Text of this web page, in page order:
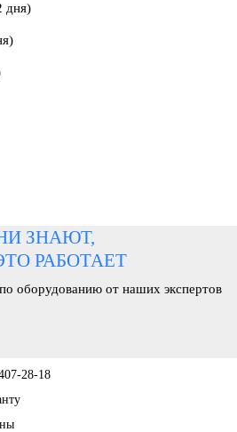
дня)
ЗНАЮТ,
РАБОТАЕТ
оборудованию от наших экспертов
28-18